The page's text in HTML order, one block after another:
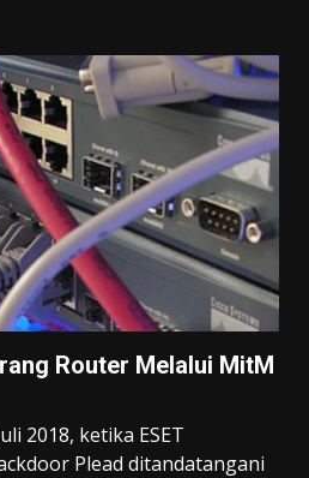
Router Melalui MitM
2018, ketika ESET
Plead ditandatangani